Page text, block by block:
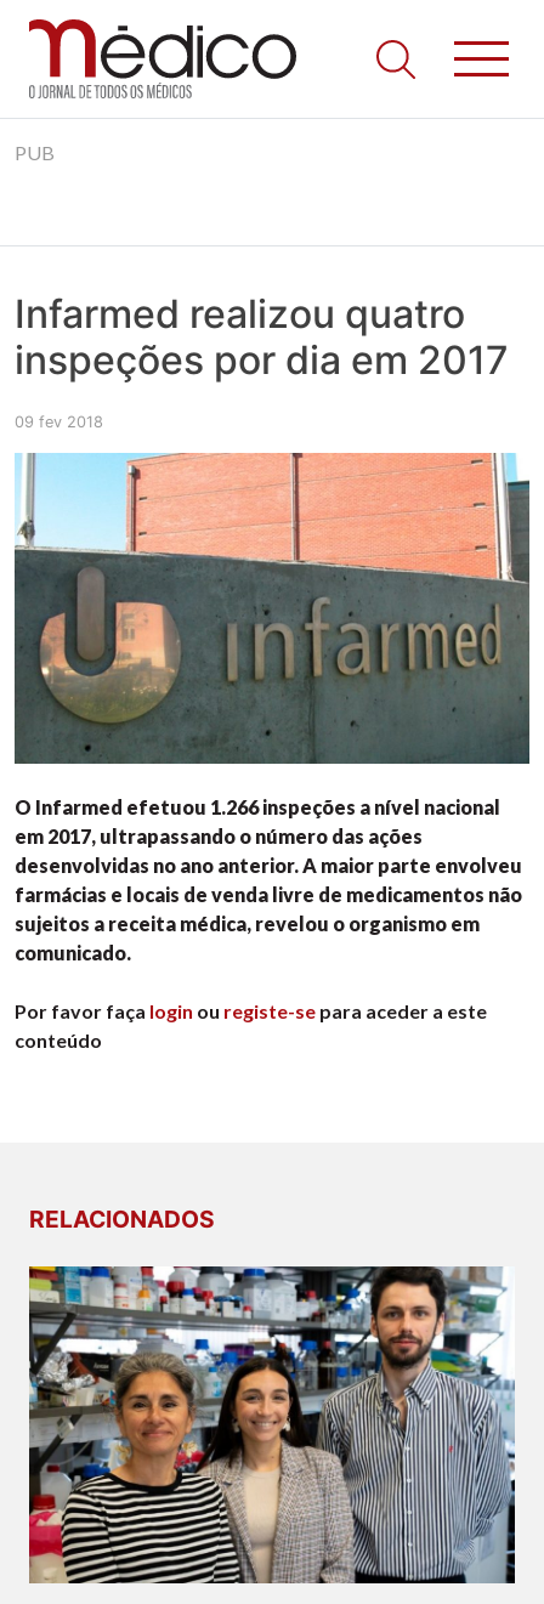
to
Jornal Médico
Médico – O Jornal de Todos os Médicos. Onde as notícias
realmente contam! Tudo o que se passa na Saúde!
PUB
Infarmed realizou quatro
inspeções por dia em 2017
09 fev 2018
O Infarmed efetuou 1.266 inspeções a nível nacional
em 2017, ultrapassando o número das ações
desenvolvidas no ano anterior. A maior parte envolveu
farmácias e locais de venda livre de medicamentos não
sujeitos a receita médica, revelou o organismo em
comunicado.
Por favor faça login ou registe-se para aceder a este
conteúdo
RELACIONADOS